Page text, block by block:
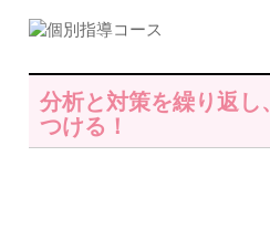
分析と対策を繰り返し
つける！